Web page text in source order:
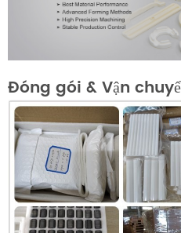
Đóng gói & Vận